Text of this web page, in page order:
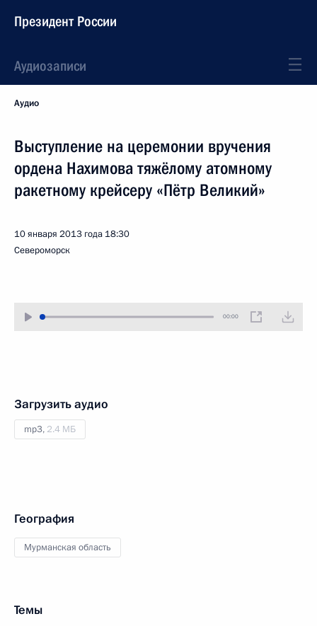
Президент России
Аудиозаписи
Аудио
Выступление на церемонии вручения
ордена Нахимова тяжёлому атомному
ракетному крейсеру «Пётр Великий»
10 января 2013 года 18:30
Североморск
00:00
Загрузить аудио
mp3, 2.4 МБ
География
Мурманская область
Темы